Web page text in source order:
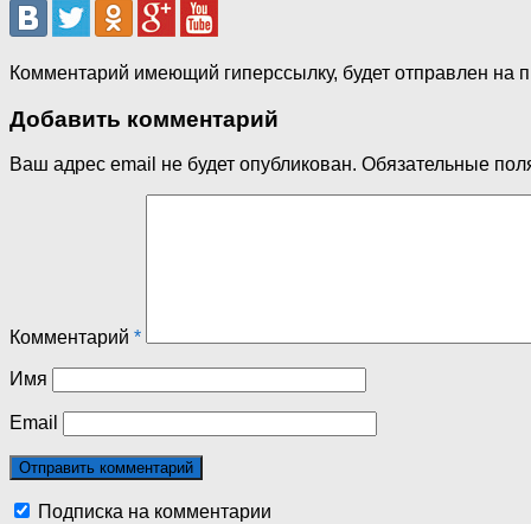
Комментарий имеющий гиперссылку, будет отправлен на
Добавить комментарий
Ваш адрес email не будет опубликован. Обязательные
Комментарий *
Имя
Email
Подписка на комментарии